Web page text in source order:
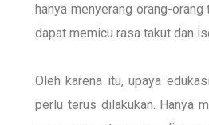
hanya menyerang orang-
dapat memicu rasa takut dan
Oleh karena itu, upaya
perlu terus dilakukan. Hanya